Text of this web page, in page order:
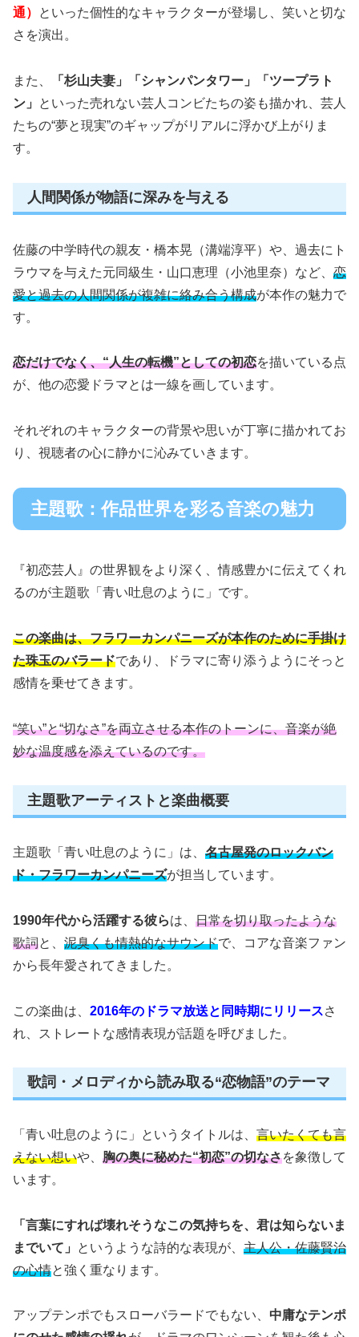
通）
といった個性的なキャラクターが登場し、笑いと切な
さを演出。
また、
「杉山夫妻」「シャンパンタワー」「ツープラト
ン」
といった売れない芸人コンビたちの姿も描かれ、芸人
たちの“夢と現実”のギャップがリアルに浮かび上がりま
す。
人間関係が物語に深みを与える
佐藤の中学時代の親友・橋本晃（溝端淳平）や、過去にト
ラウマを与えた元同級生・山口恵理（小池里奈）など、 恋
愛と過去の人間関係が複雑に絡み合う構成が本作の魅力で
す。
恋だけでなく、“人生の転機”としての初恋を描いている点
が、他の恋愛ドラマとは一線を画しています。
それぞれのキャラクターの背景や思いが丁寧に描かれてお
り、視聴者の心に静かに沁みていきます。
主題歌：作品世界を彩る音楽の魅力
『初恋芸人』の世界観をより深く、情感豊かに伝えてくれ
るのが主題歌「青い吐息のように」です。
この楽曲は、フラワーカンパニーズが本作のために手掛け
た珠玉のバラードであり、ドラマに寄り添うようにそっと
感情を乗せてきます。
“笑い”と“切なさ”を両立させる本作のトーンに、音楽が絶
妙な温度感を添えているのです。
主題歌アーティストと楽曲概要
主題歌「青い吐息のように」は、 名古屋発のロックバン
ド・フラワーカンパニーズが担当しています。
1990年代から活躍する彼らは、 日常を切り取ったような
歌詞と、 泥臭くも情熱的なサウンドで、コアな音楽ファン
から長年愛されてきました。
この楽曲は、 2016年のドラマ放送と同時期にリリースさ
れ、ストレートな感情表現が話題を呼びました。
歌詞・メロディから読み取る“恋物語”のテーマ
「青い吐息のように」というタイトルは、 言いたくても言
えない想いや、 胸の奥に秘めた“初恋”の切なさを象徴して
います。
「言葉にすれば壊れそうなこの気持ちを、君は知らないま
までいて」
というような詩的な表現が、 主人公・佐藤賢治
の心情と強く重なります。
アップテンポでもスローバラードでもない、 中庸なテンポ